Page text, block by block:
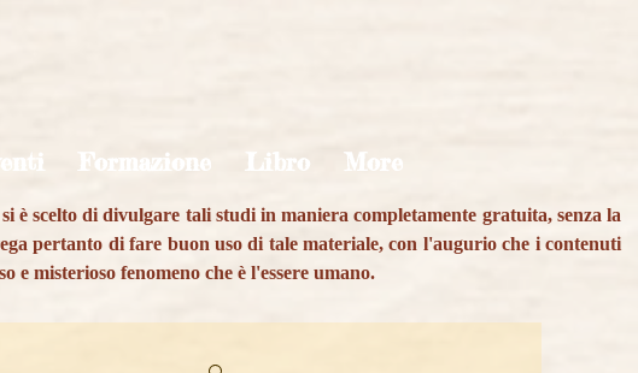
Formazione Libro More
scelto di divulgare tali studi in maniera completamente gratuita, senza la
pertanto di fare buon uso di tale materiale, con l'augurio che i contenuti
misterioso fenomeno che è l'essere umano.